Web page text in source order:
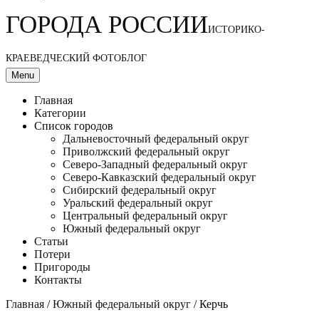
ГОРОДА РОССИИИСТОРИКО-
КРАЕВЕДЧЕСКИЙ ФОТОБЛОГ
Menu
Главная
Категории
Список городов
Дальневосточный федеральный округ
Приволжский федеральный округ
Северо-Западный федеральный округ
Северо-Кавказский федеральный округ
Сибирский федеральный округ
Уральский федеральный округ
Центральный федеральный округ
Южный федеральный округ
Статьи
Потери
Пригороды
Контакты
Главная /Южный федеральный округ / Керчь